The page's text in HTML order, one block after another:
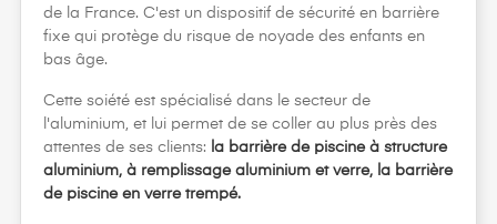
de la France. C'est un dispositif de sécurité en barrière
fixe qui protège du risque de noyade des enfants en
bas âge.
Cette soiété est spécialisé dans le secteur de
l'aluminium, et lui permet de se coller au plus près des
attentes de ses clients: la barrière de piscine à structure
aluminium, à remplissage aluminium et verre, la barrière
de piscine en verre trempé.